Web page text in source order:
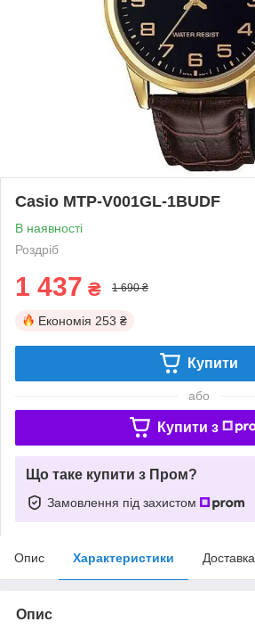
Casio MTP-V001GL-1BUDF
В наявності
Роздріб
1 437 ₴ 1 690 ₴
Економія 253 ₴
Купити
або
Купити з
Що таке купити з Пром?
Замовлення під захистом
Опис Характеристики Доставка
Опис